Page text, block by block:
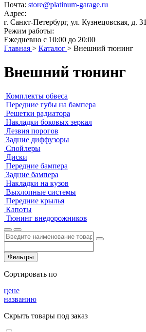
Почта: store@platinum-garage.ru
Адрес:
г. Санкт-Петербург, ул. Кузнецовская, д. 31
Режим работы:
Ежедневно с 10:00 до 20:00
Главная > Каталог > Внешний тюнинг
Внешний тюнинг
Комплекты обвеса
Передние губы на бампера
Решетки радиатора
Накладки боковых зеркал
Лезвия порогов
Задние диффузоры
Спойлеры
Диски
Передние бампера
Задние бампера
Накладки на кузов
Выхлопные системы
Передние крылья
Капоты
Тюнинг внедорожников
Фильтры
Сортировать по
цене
названию
Скрыть товары под заказ